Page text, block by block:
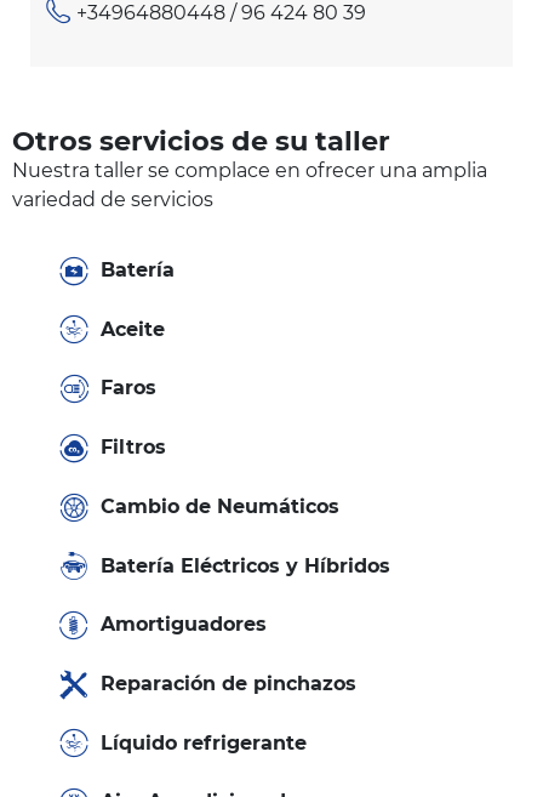
+34964880448 / 96 424 80 39
Otros servicios de su taller
Nuestra taller se complace en ofrecer una amplia
variedad de servicios
Batería
Aceite
Faros
Filtros
Cambio de Neumáticos
Batería Eléctricos y Híbridos
Amortiguadores
Reparación de pinchazos
Líquido refrigerante